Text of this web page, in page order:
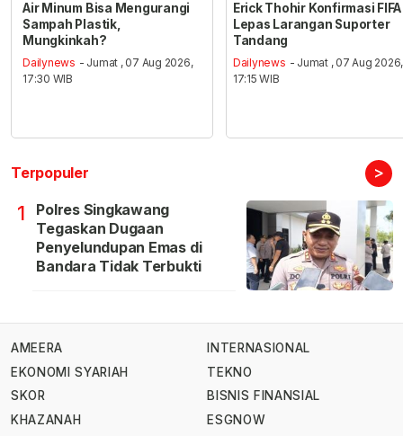
Air Minum Bisa Mengurangi
Sampah Plastik,
Mungkinkah?
Dailynews - Jumat , 07 Aug 2026,
17:30 WIB
Erick Thohir Konfirmasi FIFA
Lepas Larangan Suporter
Tandang
Dailynews - Jumat , 07 Aug 2026,
17:15 WIB
Terpopuler >
1
Polres Singkawang
Tegaskan Dugaan
Penyelundupan Emas di
Bandara Tidak Terbukti
AMEERA
EKONOMI SYARIAH
SKOR
KHAZANAH
INTERNASIONAL
TEKNO
BISNIS FINANSIAL
ESGNOW